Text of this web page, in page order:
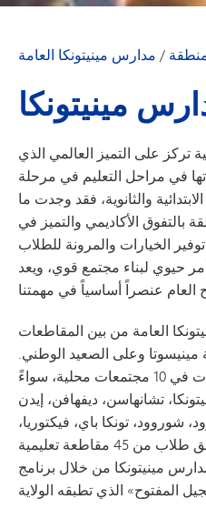
مدارس مينيتونكا العامة /
مينيتونكا
تركز على التميز العالمي الذي
في مراحل التعليم في مرحلة
والثانوية، فقد وجدت ما
بالتفوق الأكاديمي والتميز في
الخيارات والمرونة للطلاب
حيوي لبناء مجتمع قوي، ويعد
العامة من بين المقاطعات
مينيسوتا وعلى الصعيد الوطني.
وتفخر مقاطعتنا بخدمة العائلات في 10 مجتمعات محلية، سواءً
تشانهاسن، ديفهافن، إيدن
شوروود، تونكا باي، فيكتوريا،
ووودلاند. بالإضافة إلى ذلك، يلتحق طلاب من 45 مقاطعة تعليمية
مينيتونكا من خلال برنامج